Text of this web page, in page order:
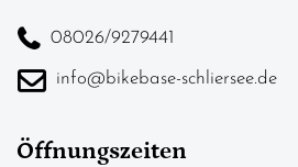
08026/9279441
info@bikebase-schliersee.de
Öffnungszeiten